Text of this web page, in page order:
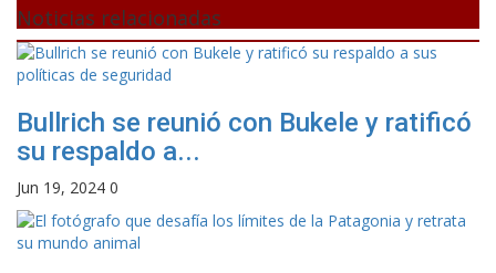
Noticias relacionadas
Bullrich se reunió con Bukele y ratificó
su respaldo a...
Jun 19, 2024 0